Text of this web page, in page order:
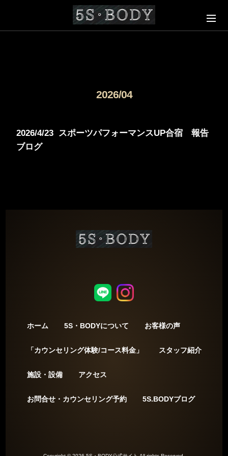
2026/04
2026/4/23 スポーツパフォーマンスUP合宿 報告
ブログ
ホーム 5S・BODYについて お客様の声
「カウンセリング体験/コース料金」 スタッフ紹介
施設・設備 アクセス
お問合せ・カウンセリング予約 5S.BODYブログ